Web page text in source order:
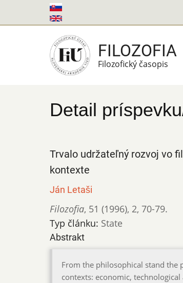
na
FILOZOFIA
Filozofický časopis
Detail
Trvalo udržateľný rozvoj vo
kontexte
Ján Letaši
Filozofia, 51 (1996), 2, 70-79.
Typ článku: State
Abstrakt
From the philosophical stand the
contexts: economic,